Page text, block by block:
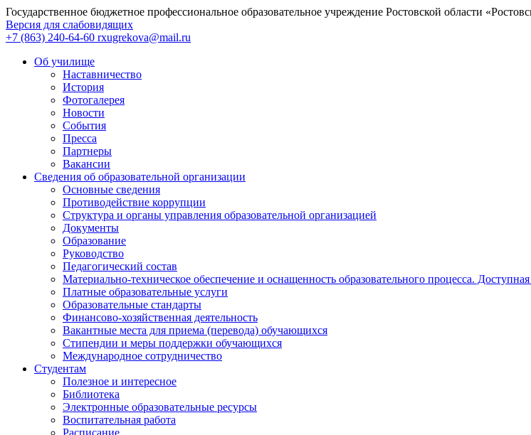
Государственное бюджетное профессиональное образовательное учреждение Ростовской области
Версия для слабовидящих
+7 (863) 240-64-60 rxugrekova@mail.ru
Об училище
Наставничество
История
Фотогалерея
Новости
События
Пресса
Партнеры
Вакансии
Сведения об образовательной организации
Основные сведения
Противодействие коррупции
Структура и органы управления образовательной организацией
Документы
Образование
Руководство
Педагогический состав
Материально-техническое обеспечение и оснащенность образовательного процесса. Доступная
Платные образовательные услуги
Образовательные стандарты
Финансово-хозяйственная деятельность
Вакантные места для приема (перевода) обучающихся
Стипендии и меры поддержки обучающихся
Международное сотрудничество
Студентам
Полезное и интересное
Библиотека
Электронные образовательные ресурсы
Воспитательная работа
Расписание